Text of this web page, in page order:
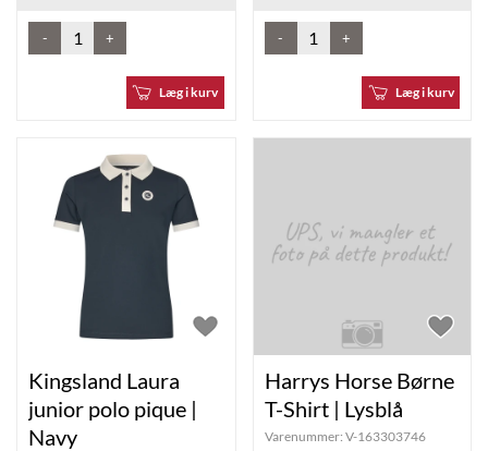
- +
Læg i kurv
- +
Læg i kurv
Kingsland Laura
junior polo pique |
Navy
Harrys Horse Børne
T-Shirt | Lysblå
Varenummer: V-163303746